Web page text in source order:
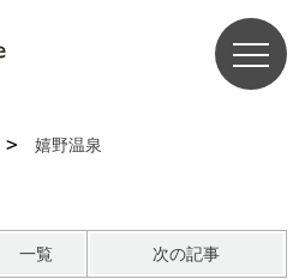
嬉野温泉
一覧 次の記事